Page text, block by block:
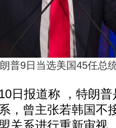
普9日当选美国45任总
报道称 ，特朗普
，曾主张若韩国不